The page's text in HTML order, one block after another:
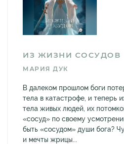
ИЗ ЖИЗНИ СОСУДОВ
МАРИЯ ДУК
В далеком прошлом боги
тела в катастрофе, и теперь
тела живых людей, их
«сосуд» по своему
быть «сосудом» души бога?
и мечты жрицы...